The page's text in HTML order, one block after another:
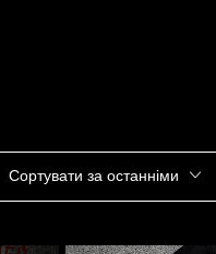
Сортувати за останніми